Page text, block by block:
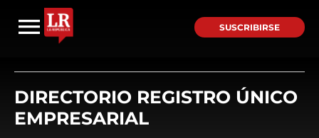
SUSCRIBIRSE
DIRECTORIO REGISTRO ÚNICO
EMPRESARIAL